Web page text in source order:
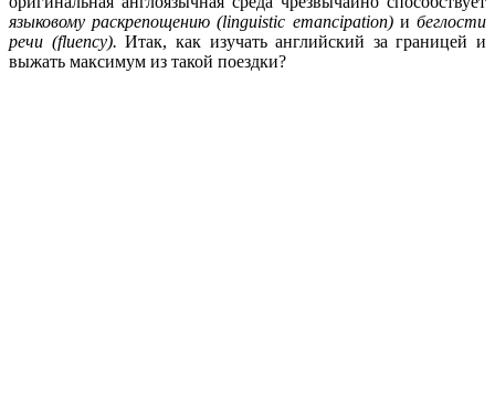
языковому раскрепощению (linguistic emancipation)ибеглости
речи (fluency).Итак, как изучать английский за границей и
выжать максимум из такой поездки?